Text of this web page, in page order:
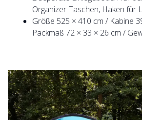
Organizer-Taschen, Haken für
Größe 525 × 410 cm / Kabine
Packmaß 72 × 33 × 26 cm /